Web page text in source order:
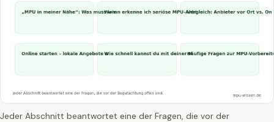
Jeder Abschnitt beantwortet eine der Fragen, die vor der